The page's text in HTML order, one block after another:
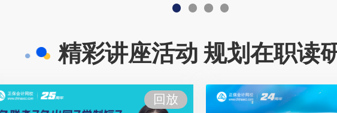
精彩讲座活动 规划在职读
回放